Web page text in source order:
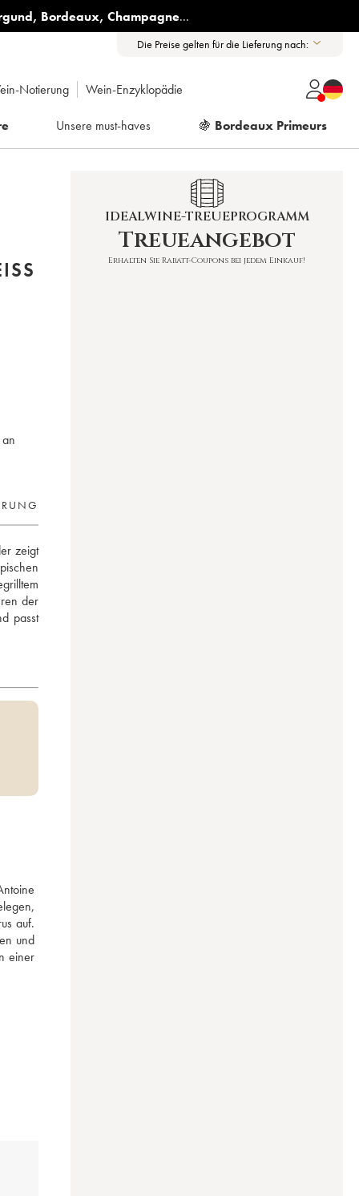
, Bordeaux, Champagne...
Die Preise gelten für die Lieferung nach:
Notierung Wein-Enzyklopädie
Unsere must-haves 🍇 Bordeaux Primeurs
zeigt
der
passt
auf.
und
einer
IDEALWINE-TREUEPROGRAMM
Treueangebot
Erhalten Sie Rabatt-Coupons bei jedem Einkauf!